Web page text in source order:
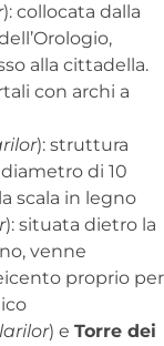
): collocata dalla
alla cittadella.
con archi a
): struttura
di 10
scala in legno
): situata dietro la
venne
proprio per
) e Torre dei